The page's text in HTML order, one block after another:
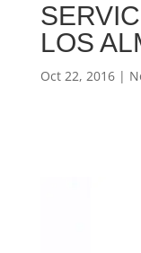
LOS
Oct 22, 2016|